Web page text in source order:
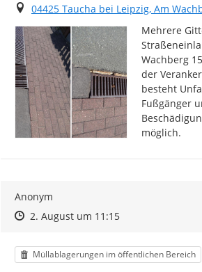
Ort
04425 Taucha bei Leipzig, Am
Mehrere
Wachberg
der
besteht
Fußgänger
möglich.
Anonym
Zeitpunkt des Erstellens
Zeitpunkt des Erstellens
2. August um 11:15Zur Äußerung
Kategorie
Müllablagerungen im öffentlichen Bereich